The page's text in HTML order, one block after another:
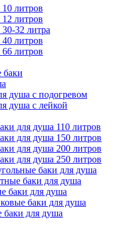
литров
литров
32 литра
литров
литров
баки
душа с подогревом
душа с лейкой
для душа 110 литров
для душа 150 литров
для душа 200 литров
для душа 250 литров
баки для душа
баки для душа
баки для душа
баки для душа
баки для душа